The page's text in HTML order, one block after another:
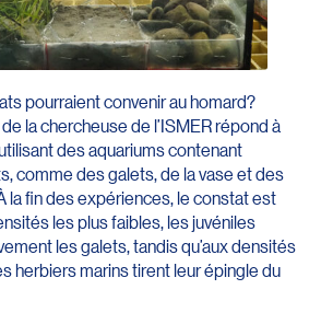
pourraient convenir au homard?
la chercheuse de l’ISMER répond à
des aquariums contenant
comme des galets, de la vase et des
la fin des expériences, le constat est
les plus faibles, les juvéniles
les galets, tandis qu’aux densités
herbiers marins tirent leur épingle du